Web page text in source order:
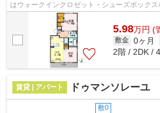
はウォークインクロゼット・シューズボック
で、衣類や日用品の収納に重宝します...
5.98万円 (
敷金 0ヶ月
2階 / 2DK /
賃貸 | アパート ドゥマンソレーユ
敷0